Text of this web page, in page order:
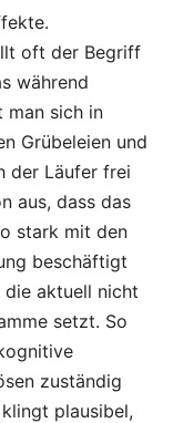
oft der Begriff
während
man sich in
Grübeleien und
der Läufer frei
aus, dass das
stark mit den
beschäftigt
die aktuell nicht
setzt. So
zuständig
plausibel,